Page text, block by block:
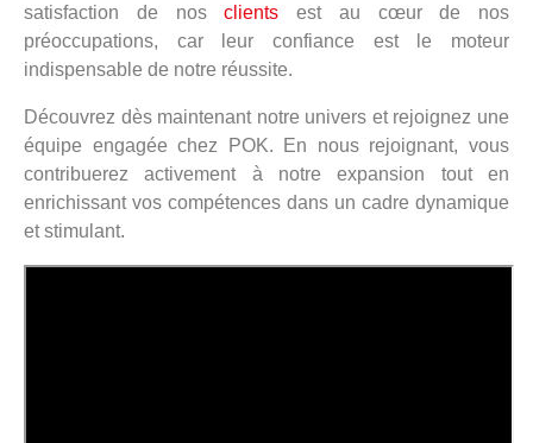
satisfaction de nosclients est au cœur de nos
préoccupations, car leur confiance est le moteur
indispensable de notre réussite.
Découvrez dès maintenant notre univers et rejoignez une
équipe engagée chez POK. En nous rejoignant, vous
contribuerez activement à notre expansion tout en
enrichissant vos compétences dans un cadre dynamique
et stimulant.